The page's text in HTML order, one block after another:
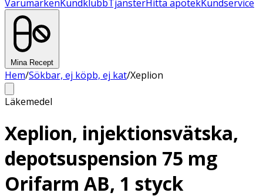
VarumärkenKundklubbTjänsterHitta apotekKundservice
Mina Recept
Hem/Sökbar, ej köpb, ej kat/Xeplion
Läkemedel
Xeplion, injektionsvätska,
depotsuspension 75 mg
Orifarm AB, 1 styck